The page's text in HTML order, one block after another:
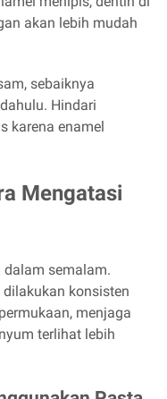
akan lebih mudah
sebaiknya
Hindari
karena enamel
Mengatasi
semalam.
konsisten
menjaga
terlihat lebih